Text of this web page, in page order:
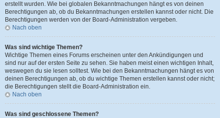
erstellt wurden. Wie bei globalen Bekanntmachungen hängt es von deinen
Berechtigungen ab, ob du Bekanntmachungen erstellen kannst oder nicht. Die
Berechtigungen werden von der Board-Administration vergeben.
Nach oben
Was sind wichtige Themen?
Wichtige Themen eines Forums erscheinen unter den Ankündigungen und
sind nur auf der ersten Seite zu sehen. Sie haben meist einen wichtigen Inhalt,
weswegen du sie lesen solltest. Wie bei den Bekanntmachungen hängt es von
deinen Berechtigungen ab, ob du wichtige Themen erstellen kannst oder nicht;
die Berechtigungen stellt die Board-Administration ein.
Nach oben
Was sind geschlossene Themen?